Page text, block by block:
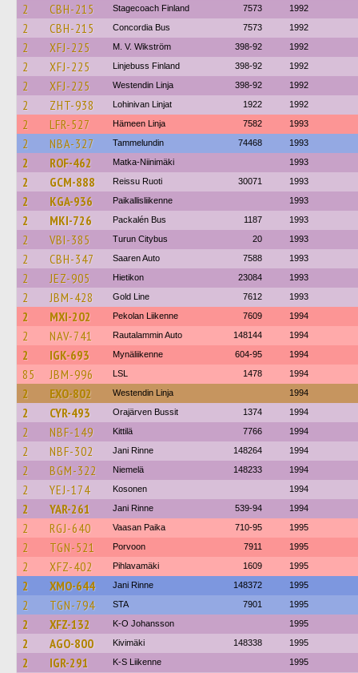
2 CBH-215 Stagecoach Finland 7573 1992
2 CBH-215 Concordia Bus 7573 1992
2 XFJ-225 M. V. Wikström 398-92 1992
2 XFJ-225 Linjebuss Finland 398-92 1992
2 XFJ-225 Westendin Linja 398-92 1992
2 ZHT-938 Lohinivan Linjat 1922 1992
2 LFR-527 Hämeen Linja 7582 1993
2 NBA-327 Tammelundin 74468 1993
2 ROF-462 Matka-Niinimäki 1993
2 GCM-888 Reissu Ruoti 30071 1993
2 KGA-936 Paikallisliikenne 1993
2 MKI-726 Packalén Bus 1187 1993
2 VBI-385 Turun Citybus 20 1993
2 CBH-347 Saaren Auto 7588 1993
2 JEZ-905 Hietikon 23084 1993
2 JBM-428 Gold Line 7612 1993
2 MXI-202 Pekolan Liikenne 7609 1994
2 NAV-741 Rautalammin Auto 148144 1994
2 IGK-693 Mynäliikenne 604-95 1994
85 JBM-996 LSL 1478 1994
2 EXO-802 Westendin Linja 1994
2 CYR-493 Orajärven Bussit 1374 1994
2 NBF-149 Kittilä 7766 1994
2 NBF-302 Jani Rinne 148264 1994
2 BGM-322 Niemelä 148233 1994
2 YEJ-174 Kosonen 1994
2 YAR-261 Jani Rinne 539-94 1994
2 RGJ-640 Vaasan Paika 710-95 1995
2 TGN-521 Porvoon 7911 1995
2 XFZ-402 Pihlavamäki 1609 1995
2 XMO-644 Jani Rinne 148372 1995
2 TGN-794 STA 7901 1995
2 XFZ-132 K-O Johansson 1995
2 AGO-800 Kivimäki 148338 1995
2 IGR-291 K-S Liikenne 1995